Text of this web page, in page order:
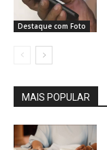
Destaque com Foto
MAIS POPULAR